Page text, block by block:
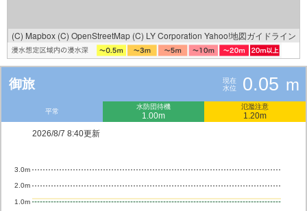
(C) Mapbox (C) OpenStreetMap (C) LY Corporation Yahoo!地図ガイドライン
御旅
現在
水位
0.05 m
平常
水防団待機
1.00m
氾濫注意
1.20m
2026/8/7 8:40更新
1.0m
2.0m
3.0m